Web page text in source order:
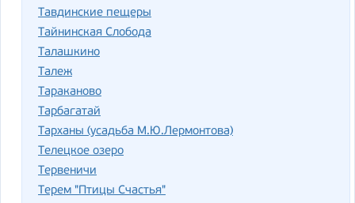
Тавдинские пещеры
Тайнинская Слобода
Талашкино
Талеж
Тараканово
Тарбагатай
Тарханы (усадьба М.Ю.Лермонтова)
Телецкое озеро
Тервеничи
Терем "Птицы Счастья"